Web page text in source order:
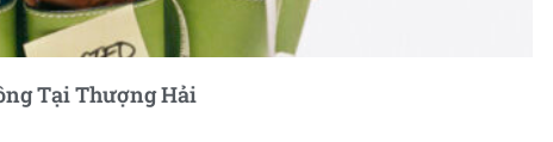
Tại Thượng Hải